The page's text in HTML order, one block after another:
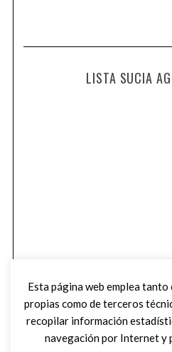
LISTA SUCIA
Esta página web emplea tanto
propias como de terceros
recopilar información
navegación por Internet y